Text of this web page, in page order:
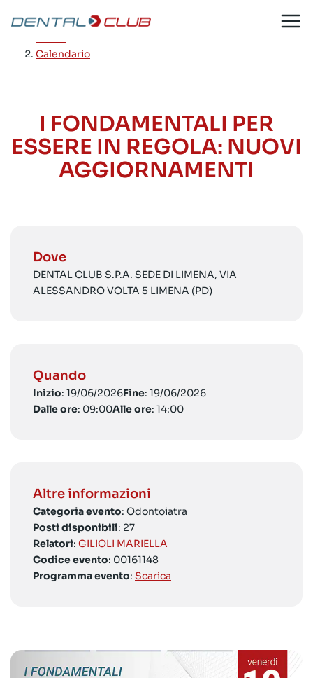
contenuto
Calendario
I FONDAMENTALI PER
ESSERE IN REGOLA: NUOVI
AGGIORNAMENTI
Dove
DENTAL CLUB S.P.A. SEDE DI LIMENA, VIA
ALESSANDRO VOLTA 5 LIMENA (PD)
Quando
Inizio: 19/06/2026Fine: 19/06/2026
Dalle ore: 09:00Alle ore: 14:00
Altre informazioni
Categoria evento: Odontoiatra
Posti disponibili: 27
Relatori: GILIOLI MARIELLA
Codice evento: 00161148
Programma evento: Scarica